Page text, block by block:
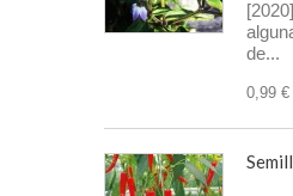
de...
0,99 €